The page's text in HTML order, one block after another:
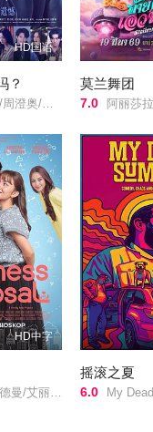
HD国语
？
/王安宇/赵佳丽/
莫兰舞团
7.0 阿丽莎拉·翁差
HD中字
/Abidzar·Al·Ghifari/
摇滚之夏
6.0 My